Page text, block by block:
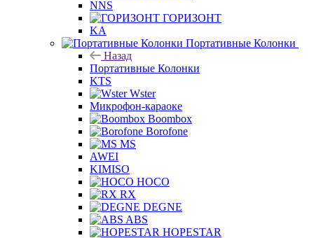
NNS
ГОРИЗОНТ
KA
Портативные Колонки
Назад
Портативные Колонки
KTS
Wster
Микрофон-караоке
Boombox
Borofone
MS
AWEI
KIMISO
HOCO
RX
DEGNE
ABS
HOPESTAR